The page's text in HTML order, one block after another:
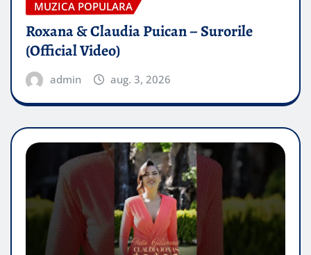
MUZICA POPULARA
Roxana & Claudia Puican – Surorile
(Official Video)
admin aug. 3, 2026